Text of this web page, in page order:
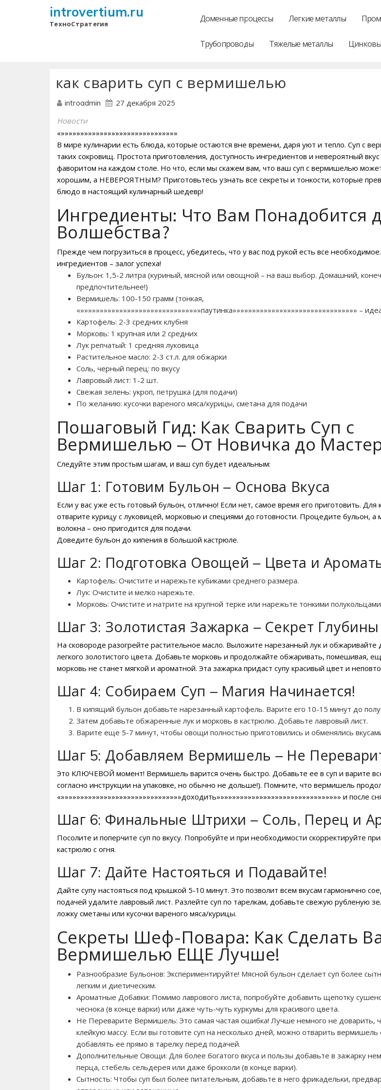
introvertium.ru
ТехноСтратегия
Доменные процессы Легкие металлы
Трубопроводы Тяжелые металлы
как сварить суп с вермишелью
introadmin 27 декабря 2025
Новости
«»»»»»»»»»»»»»»»»»»»»»»»»»»»»»»
В мире кулинарии есть блюда, которые остаются вне времени, даря уют и тепло. Суп с
таких сокровищ. Простота приготовления, доступность ингредиентов и невероятный
фаворитом на каждом столе. Но что, если мы скажем вам, что ваш суп с вермишелью
хорошим, а НЕВЕРОЯТНЫМ? Приготовьтесь узнать все секреты и тонкости, которые
блюдо в настоящий кулинарный шедевр!
Ингредиенты: Что Вам Понадобится
Волшебства?
Прежде чем погрузиться в процесс, убедитесь, что у вас под рукой есть все
ингредиентов – залог успеха!
Бульон: 1,5-2 литра (куриный, мясной или овощной – на ваш выбор. Домашний,
предпочтительнее!)
Вермишель: 100-150 грамм (тонкая,
«»»»»»»»»»»»»»»»»»»»»»»»»»»»»»»»паутинка»»»»»»»»»»»»»»»»»»»»»»»»»»»»»»»» –
Картофель: 2-3 средних клубня
Морковь: 1 крупная или 2 средних
Лук репчатый: 1 средняя луковица
Растительное масло: 2-3 ст.л. для обжарки
Соль, черный перец: по вкусу
Лавровый лист: 1-2 шт.
Свежая зелень: укроп, петрушка (для подачи)
По желанию: кусочки вареного мяса/курицы, сметана для подачи
Пошаговый Гид: Как Сварить Суп с
Вермишелью – От Новичка до
Следуйте этим простым шагам, и ваш суп будет идеальным:
Шаг 1: Готовим Бульон – Основа Вкуса
Если у вас уже есть готовый бульон, отлично! Если нет, самое время его приготовить. Для
отварите курицу с луковицей, морковью и специями до готовности. Процедите бульон, а
волокна – оно пригодится для подачи.
Доведите бульон до кипения в большой кастрюле.
Шаг 2: Подготовка Овощей – Цвета и
Картофель: Очистите и нарежьте кубиками среднего размера.
Лук: Очистите и мелко нарежьте.
Морковь: Очистите и натрите на крупной терке или нарежьте тонкими
Шаг 3: Золотистая Зажарка – Секрет Глубины
На сковороде разогрейте растительное масло. Выложите нарезанный лук и обжаривайте
легкого золотистого цвета. Добавьте морковь и продолжайте обжаривать, помешивая,
морковь не станет мягкой и ароматной. Эта зажарка придаст супу красивый цвет и
Шаг 4: Собираем Суп – Магия Начинается!
В кипящий бульон добавьте нарезанный картофель. Варите его 10-15 минут до
Затем добавьте обжаренные лук и морковь в кастрюлю. Добавьте лавровый лист.
Варите еще 5-7 минут, чтобы овощи полностью приготовились и обменялись
Шаг 5: Добавляем Вермишель – Не
Это КЛЮЧЕВОЙ момент! Вермишель варится очень быстро. Добавьте ее в суп и варите
согласно инструкции на упаковке, но обычно не дольше!). Помните, что вермишель
«»»»»»»»»»»»»»»»»»»»»»»»»»»»»»»»доходить»»»»»»»»»»»»»»»»»»»»»»»»»»»»»»»» и после
Шаг 6: Финальные Штрихи – Соль, Перец и
Посолите и поперчите суп по вкусу. Попробуйте и при необходимости скорректируйте
кастрюлю с огня.
Шаг 7: Дайте Настояться и Подавайте!
Дайте супу настояться под крышкой 5-10 минут. Это позволит всем вкусам гармонично
подачей удалите лавровый лист. Разлейте суп по тарелкам, добавьте свежую рубленую
ложку сметаны или кусочки вареного мяса/курицы.
Секреты Шеф-Повара: Как Сделать
Вермишелью ЕЩЕ Лучше!
Разнообразие Бульонов: Экспериментируйте! Мясной бульон сделает суп более
легким и диетическим.
Ароматные Добавки: Помимо лаврового листа, попробуйте добавить щепотку
чеснока (в конце варки) или даже чуть-чуть куркумы для красивого цвета.
Не Переварите Вермишель: Это самая частая ошибка! Лучше немного не доварить,
клейкую массу. Если вы готовите суп на несколько дней, можно отварить
добавлять ее прямо в тарелку перед подачей.
Дополнительные Овощи: Для более богатого вкуса и пользы добавьте в зажарку
перца, стебель сельдерея или даже брокколи (в конце варки).
Сытность: Чтобы суп был более питательным, добавьте в него фрикадельки,